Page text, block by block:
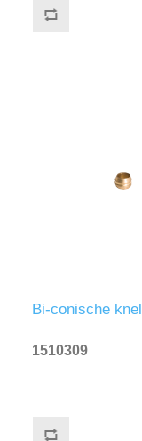
Bi-conische
1510309